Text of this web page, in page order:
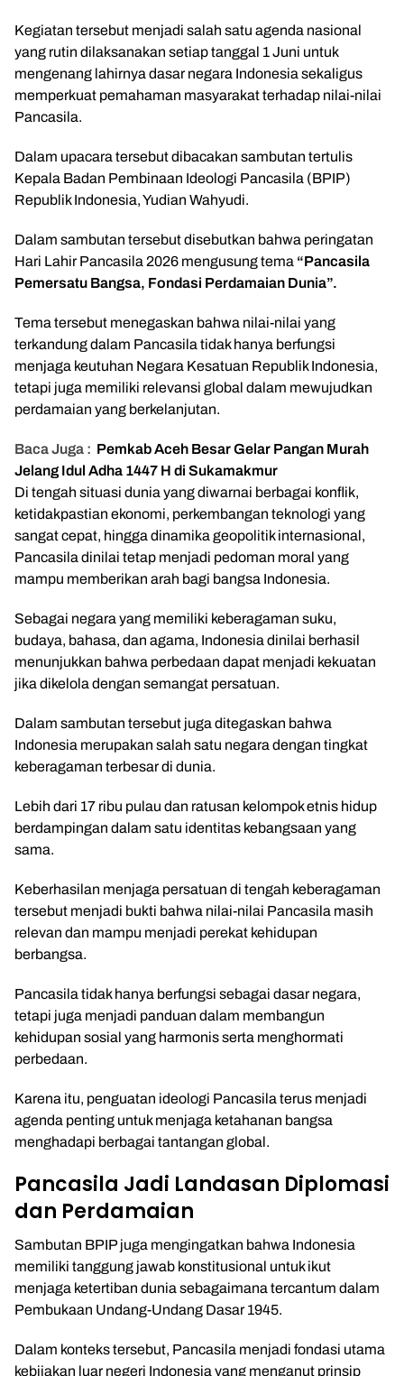
Kegiatan tersebut menjadi salah satu agenda nasional
yang rutin dilaksanakan setiap tanggal 1 Juni untuk
mengenang lahirnya dasar negara Indonesia sekaligus
memperkuat pemahaman masyarakat terhadap nilai-nilai
Pancasila.
Dalam upacara tersebut dibacakan sambutan tertulis
Kepala Badan Pembinaan Ideologi Pancasila (BPIP)
Republik Indonesia, Yudian Wahyudi.
Dalam sambutan tersebut disebutkan bahwa peringatan
Hari Lahir Pancasila 2026 mengusung tema “Pancasila
Pemersatu Bangsa, Fondasi Perdamaian Dunia”.
Tema tersebut menegaskan bahwa nilai-nilai yang
terkandung dalam Pancasila tidak hanya berfungsi
menjaga keutuhan Negara Kesatuan Republik Indonesia,
tetapi juga memiliki relevansi global dalam mewujudkan
perdamaian yang berkelanjutan.
Baca Juga : Pemkab Aceh Besar Gelar Pangan Murah
Jelang Idul Adha 1447 H di Sukamakmur
Di tengah situasi dunia yang diwarnai berbagai konflik,
ketidakpastian ekonomi, perkembangan teknologi yang
sangat cepat, hingga dinamika geopolitik internasional,
Pancasila dinilai tetap menjadi pedoman moral yang
mampu memberikan arah bagi bangsa Indonesia.
Sebagai negara yang memiliki keberagaman suku,
budaya, bahasa, dan agama, Indonesia dinilai berhasil
menunjukkan bahwa perbedaan dapat menjadi kekuatan
jika dikelola dengan semangat persatuan.
Dalam sambutan tersebut juga ditegaskan bahwa
Indonesia merupakan salah satu negara dengan tingkat
keberagaman terbesar di dunia.
Lebih dari 17 ribu pulau dan ratusan kelompok etnis hidup
berdampingan dalam satu identitas kebangsaan yang
sama.
Keberhasilan menjaga persatuan di tengah keberagaman
tersebut menjadi bukti bahwa nilai-nilai Pancasila masih
relevan dan mampu menjadi perekat kehidupan
berbangsa.
Pancasila tidak hanya berfungsi sebagai dasar negara,
tetapi juga menjadi panduan dalam membangun
kehidupan sosial yang harmonis serta menghormati
perbedaan.
Karena itu, penguatan ideologi Pancasila terus menjadi
agenda penting untuk menjaga ketahanan bangsa
menghadapi berbagai tantangan global.
Pancasila Jadi Landasan Diplomasi
dan Perdamaian
Sambutan BPIP juga mengingatkan bahwa Indonesia
memiliki tanggung jawab konstitusional untuk ikut
menjaga ketertiban dunia sebagaimana tercantum dalam
Pembukaan Undang-Undang Dasar 1945.
Dalam konteks tersebut, Pancasila menjadi fondasi utama
kebijakan luar negeri Indonesia yang menganut prinsip